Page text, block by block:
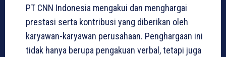
PT CNN Indonesia mengakui dan menghargai
prestasi serta kontribusi yang diberikan oleh
karyawan-karyawan perusahaan. Penghargaan ini
tidak hanya berupa pengakuan verbal, tetapi juga